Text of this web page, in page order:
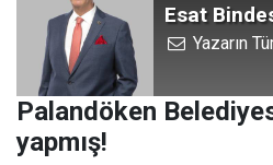
Esat
Yazarın
Palandöken
yapmış!